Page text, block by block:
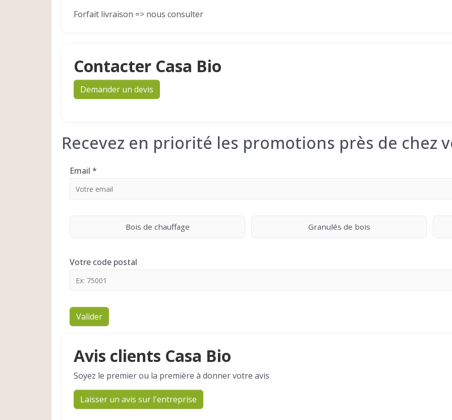
Forfait livraison => nous consulter
Contacter Casa Bio
Demander un devis
Recevez en priorité les promotions près de chez
Email *
Bois de chauffage Granulés de bois
Votre code postal
Valider
Avis clients Casa Bio
Soyez le premier ou la première à donner votre avis
Laisser un avis sur l'entreprise